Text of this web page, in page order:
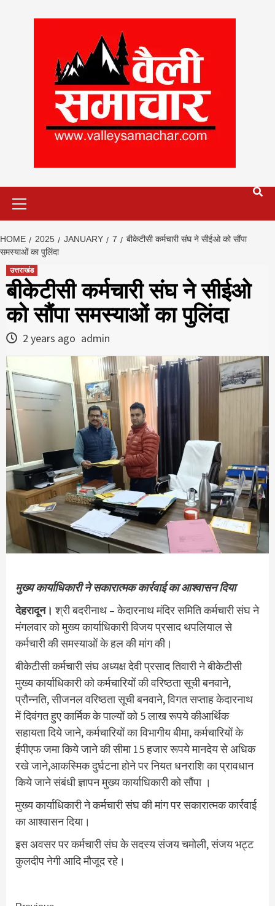
HOME 2025 JANUARY 7
बीकेटीसी कर्मचारी संघ ने सीईओ को सौंपा
समस्याओं का पुलिंदा
उत्तराखंड
बीकेटीसी कर्मचारी संघ ने सीईओ
को सौंपा समस्याओं का पुलिंदा
2 years ago admin
मुख्य कार्याधिकारी ने सकारात्मक कार्रवाई का आश्वासन दिया
देहरादून। श्री बदरीनाथ – केदारनाथ मंदिर समिति कर्मचारी संघ ने
मंगलवार को मुख्य कार्याधिकारी विजय प्रसाद थपलियाल से
कर्मचारी की समस्याओं के हल की मांग की।
बीकेटीसी कर्मचारी संघ अध्यक्ष देवी प्रसाद तिवारी ने बीकेटीसी
मुख्य कार्याधिकारी को कर्मचारियों की वरिष्ठता सूची बनवाने,
प्रौन्नति, सीजनल वरिष्ठता सूची बनवाने, विगत सप्ताह केदारनाथ
में दिवंगत हुए कार्मिक के पाल्यों को 5 लाख रूपये कीआर्थिक
सहायता दिये जाने, कर्मचारियों का विभागीय बीमा, कर्मचारियों के
ईपीएफ जमा किये जाने की सीमा 15 हजार रूपये मानदेय से अधिक
रखे जाने,आकस्मिक दुर्घटना होने‌ पर नियत धनराशि का प्रावधान
किये जाने संबंधी ज्ञापन मुख्य कार्याधिकारी को सौंपा ।
मुख्य कार्याधिकारी ने कर्मचारी संघ की मांग पर सकारात्मक कार्रवाई
का आश्वासन दिया।
इस अवसर पर कर्मचारी संघ के सदस्य संजय चमोली, संजय भट्ट
कुलदीप नेगी आदि मौजूद रहे।